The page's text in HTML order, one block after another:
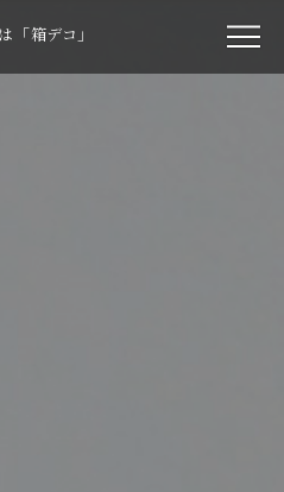
「箱デコ」